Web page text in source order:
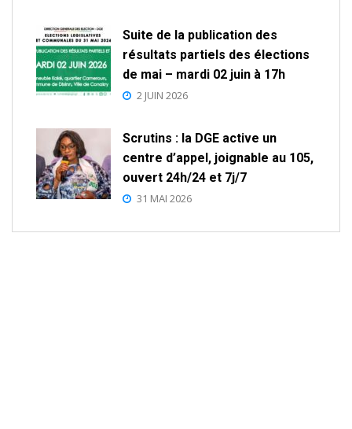
Suite de la publication des
résultats partiels des élections
de mai – mardi 02 juin à 17h
2 JUIN 2026
Scrutins : la DGE active un
centre d’appel, joignable au 105,
ouvert 24h/24 et 7j/7
31 MAI 2026